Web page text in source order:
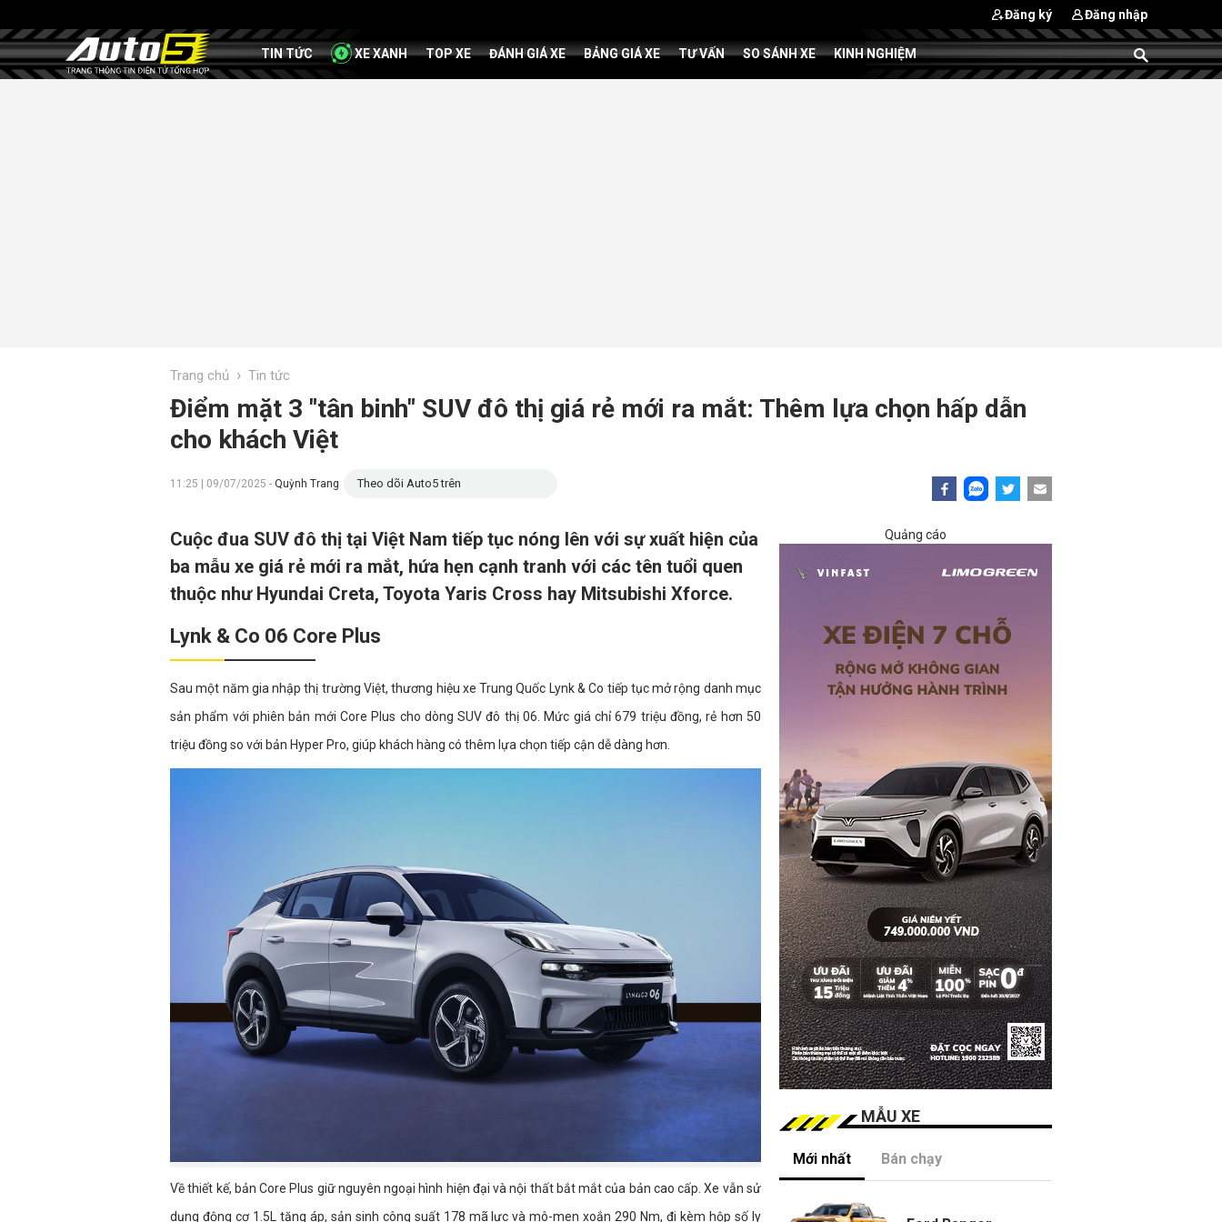
Đăng ký Đăng nhập
TIN TỨC XE XANH TOP XE ĐÁNH GIÁ XE BẢNG GIÁ XE TƯ VẤN SO SÁNH XE KINH NGHIỆM
Trang chủ › Tin tức
Điểm mặt 3 "tân binh" SUV đô thị giá rẻ mới ra mắt: Thêm lựa chọn hấp dẫn
cho khách Việt
11:25 | 09/07/2025 - Quỳnh Trang Theo dõi Auto5 trên
Cuộc đua SUV đô thị tại Việt Nam tiếp tục nóng lên với sự xuất hiện của
ba mẫu xe giá rẻ mới ra mắt, hứa hẹn cạnh tranh với các tên tuổi quen
thuộc như Hyundai Creta, Toyota Yaris Cross hay Mitsubishi Xforce.
Lynk & Co 06 Core Plus
Sau một năm gia nhập thị trường Việt, thương hiệu xe Trung Quốc Lynk & Co tiếp tục mở rộng danh mục
sản phẩm với phiên bản mới Core Plus cho dòng SUV đô thị 06. Mức giá chỉ 679 triệu đồng, rẻ hơn 50
triệu đồng so với bản Hyper Pro, giúp khách hàng có thêm lựa chọn tiếp cận dễ dàng hơn.
Về thiết kế, bản Core Plus giữ nguyên ngoại hình hiện đại và nội thất bắt mắt của bản cao cấp. Xe vẫn sử
dụng động cơ 1.5L tăng áp, sản sinh công suất 178 mã lực và mô-men xoắn 290 Nm, đi kèm hộp số ly
Quảng cáo
MẪU XE
Mới nhất Bán chạy